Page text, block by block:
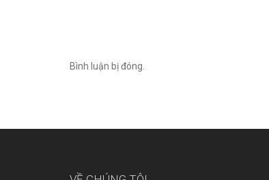
Bình luận bị đóng.